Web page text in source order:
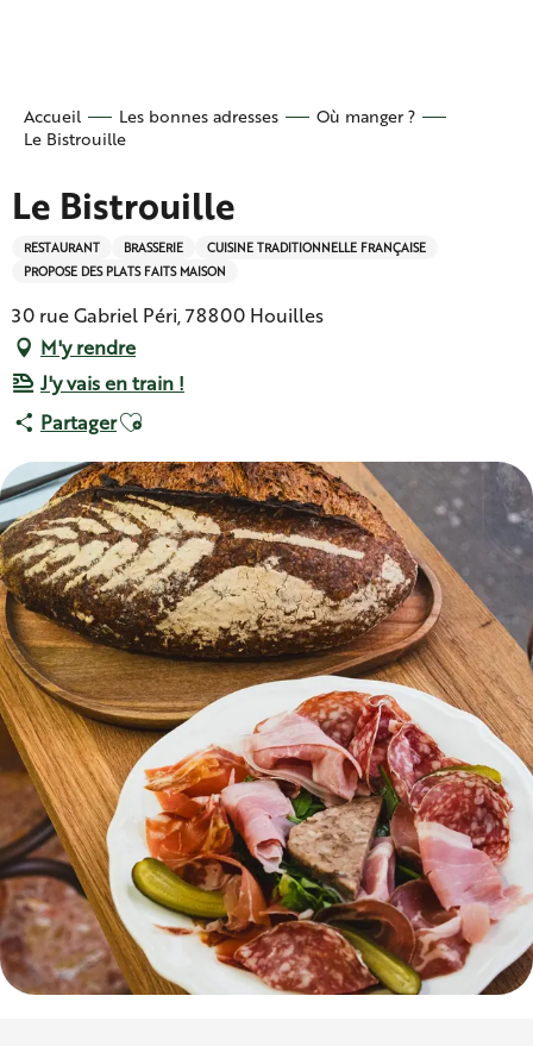
Accueil Les bonnes adresses
Où manger ?
Le Bistrouille
Le Bistrouille
RESTAURANT BRASSERIE
CUISINE TRADITIONNELLE FRANÇAISE
PROPOSE DES PLATS FAITS MAISON
30 rue Gabriel Péri, 78800 Houilles
M'y rendre
J'y vais en train !
PartagerAjouter aux favoris